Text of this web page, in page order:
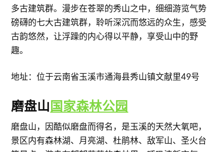
多古建筑群。漫步在苍翠的秀山之中，细细游览气势
磅礴的七大古建筑群，聆听深沉而悠远的众生，感受
古韵悠然，让浮躁的内心得以平静，享受山中的野
趣。
地址：位于云南省玉溪市通海县秀山镇文献里49号
磨盘山 国家森林公园
磨盘山，因酷似磨盘而得名，是玉溪的天然大氧吧，
景区内有森林湖、月亮湖、杜鹃林、敌军山、圣火台